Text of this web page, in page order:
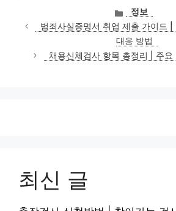
카
테
고
리
정보
범죄사실증명서 취업 제출 가이드 |
대응 방법
채용신체검사 항목 총정리 | 주요
최신 글